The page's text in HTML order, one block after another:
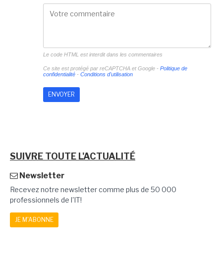
Le code HTML est interdit dans les commentaires
Ce site est protégé par reCAPTCHA et Google - Politique de
confidentialité- Conditions d'utilisation
SUIVRE TOUTE L'ACTUALITÉ
Newsletter
Recevez notre newsletter comme plus de 50 000
professionnels de l'IT!
JE M'ABONNE